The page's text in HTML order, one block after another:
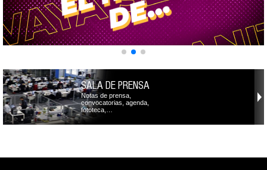
SALA DE PRENSA
Notas de prensa,
convocatorias, agenda,
fototeca,…